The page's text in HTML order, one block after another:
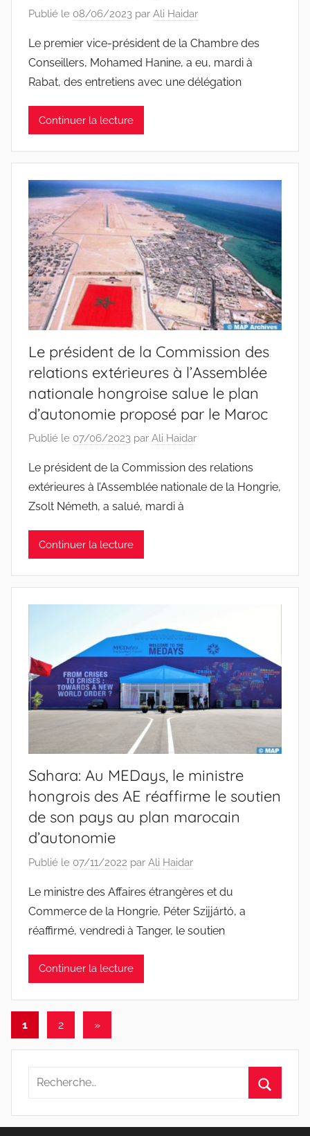
Publié le 08/06/2023 par Ali Haidar
Le premier vice-président de la Chambre des
Conseillers, Mohamed Hanine, a eu, mardi à
Rabat, des entretiens avec une délégation
Continuer la lecture
Le président de la Commission des
relations extérieures à l’Assemblée
nationale hongroise salue le plan
d’autonomie proposé par le Maroc
Publié le 07/06/2023 par Ali Haidar
Le président de la Commission des relations
extérieures à l’Assemblée nationale de la Hongrie,
Zsolt Németh, a salué, mardi à
Continuer la lecture
Sahara: Au MEDays, le ministre
hongrois des AE réaffirme le soutien
de son pays au plan marocain
d’autonomie
Publié le 07/11/2022 par Ali Haidar
Le ministre des Affaires étrangères et du
Commerce de la Hongrie, Péter Szijjártó, a
réaffirmé, vendredi à Tanger, le soutien
Continuer la lecture
Pagination
des
publications
1 2
Articles
»
Recherche
: